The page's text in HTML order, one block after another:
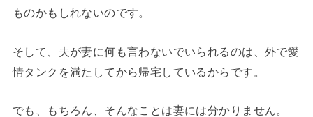
ものかもしれないのです。
そして、夫が妻に何も言わないでいられるのは、外で愛
情タンクを満たしてから帰宅しているからです。
でも、もちろん、そんなことは妻には分かりません。